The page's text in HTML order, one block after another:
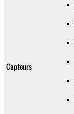
Capteurs